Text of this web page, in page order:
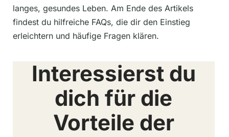
langes, gesundes Leben. Am Ende des Artikels
findest du hilfreiche FAQs, die dir den Einstieg
erleichtern und häufige Fragen klären.
Interessierst du
dich für die
Vorteile der